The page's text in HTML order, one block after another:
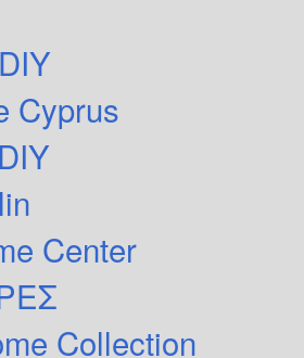
Cyprus
Center
Collection